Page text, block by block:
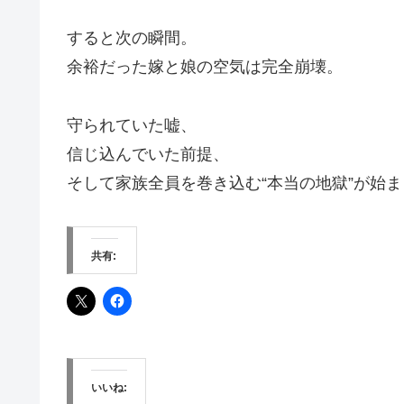
すると次の瞬間。
余裕だった嫁と娘の空気は完全崩壊。
守られていた嘘、
信じ込んでいた前提、
そして家族全員を巻き込む“本当の地獄”が始
共有:
いいね: